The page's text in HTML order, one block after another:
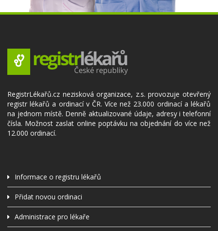
RegistrLékařů.cz nezisková organizace, z.s. provozuje otevřený
registr lékařů a ordinací v ČR. Více než 23.000 ordinací a lékařů
na jednom místě. Denně aktualizované údaje, adresy i telefonní
čísla. Možnost zaslat online poptávku na objednání do více než
12.000 ordinací.
Informace o registru lékařů
Přidat novou ordinaci
Administrace pro lékaře